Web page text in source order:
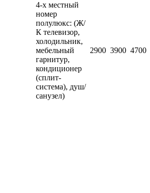
4-х местный
номер
полулюкс: (Ж/
К телевизор,
холодильник,
мебельный
гарнитур,
кондиционер
(сплит-
система), душ/
санузел)
2900 3900 4700